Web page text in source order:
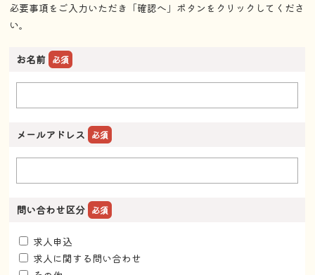
必要事項をご入力いただき「確認へ」ボタンをクリックしてくださ
い。
お名前 必須
メールアドレス 必須
問い合わせ区分 必須
求人申込
求人に関する問い合わせ